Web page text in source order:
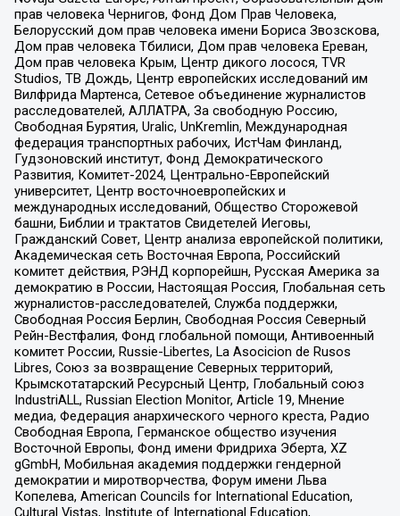
прав человека Чернигов, Фонд Дом Прав Человека,
Белорусский дом прав человека имени Бориса Звозскова,
Дом прав человека Тбилиси, Дом прав человека Ереван,
Дом прав человека Крым, Центр дикого лосося, TVR
Studios, ТВ Дождь, Центр европейских исследований им
Вилфрида Мартенса, Сетевое объединение журналистов
расследователей, АЛЛАТРА, За свободную Россию,
Свободная Бурятия, Uralic, UnKremlin, Международная
федерация транспортных рабочих, ИстЧам Финланд,
Гудзоновский институт, Фонд Демократического
Развития, Комитет-2024, Центрально-Европейский
университет, Центр восточноевропейских и
международных исследований, Общество Сторожевой
башни, Библии и трактатов Свидетелей Иеговы,
Гражданский Совет, Центр анализа европейской политики,
Академическая сеть Восточная Европа, Российский
комитет действия, РЭНД корпорейшн, Русская Америка за
демократию в России, Настоящая Россия, Глобальная сеть
журналистов-расследователей, Служба поддержки,
Свободная Россия Берлин, Свободная Россия Северный
Рейн-Вестфалия, Фонд глобальной помощи, Антивоенный
комитет России, Russie-Libertes, La Asocicion de Rusos
Libres, Союз за возвращение Северных территорий,
Крымскотатарский Ресурсный Центр, Глобальный союз
IndustriALL, Russian Election Monitor, Article 19, Мнение
медиа, Федерация анархического черного креста, Радио
Свободная Европа, Германское общество изучения
Восточной Европы, Фонд имени Фридриха Эберта, XZ
gGmbH, Мобильная академия поддержки гендерной
демократии и миротворчества, Форум имени Льва
Копелева, American Councils for International Education,
Cultural Vistas, Institute of International Education,